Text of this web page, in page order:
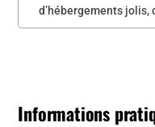
d’hébergements jolis,
Informations